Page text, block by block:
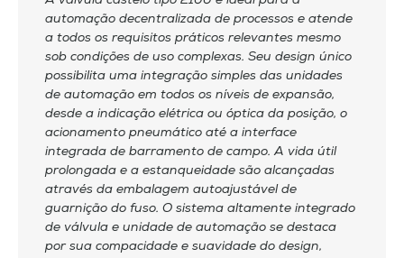
automação decentralizada de processos e atende
a todos os requisitos práticos relevantes mesmo
sob condições de uso complexas. Seu design único
possibilita uma integração simples das unidades
de automação em todos os níveis de expansão,
desde a indicação elétrica ou óptica da posição, o
acionamento pneumático até a interface
integrada de barramento de campo. A vida útil
prolongada e a estanqueidade são alcançadas
através da embalagem autoajustável de
guarnição do fuso. O sistema altamente integrado
de válvula e unidade de automação se destaca
por sua compacidade e suavidade do design,